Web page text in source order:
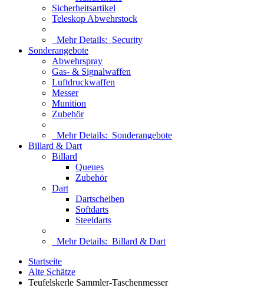
Sicherheitsartikel
Teleskop Abwehrstock
Mehr Details: Security
Sonderangebote
Abwehrspray
Gas- & Signalwaffen
Luftdruckwaffen
Messer
Munition
Zubehör
Mehr Details: Sonderangebote
Billard & Dart
Billard
Queues
Zubehör
Dart
Dartscheiben
Softdarts
Steeldarts
Mehr Details: Billard & Dart
Startseite
Alte Schätze
Teufelskerle Sammler-Taschenmesser